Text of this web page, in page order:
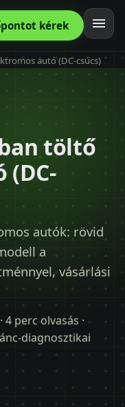
kérek
autó (DC-csúcs)
töltő
autók: rövid
a
vásárlási
· 4 perc olvasás ·
diagnosztikai